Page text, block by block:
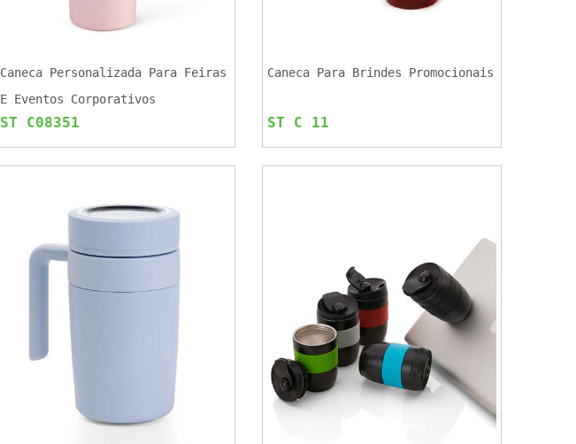
Caneca Personalizada Para Feiras
E Eventos Corporativos
ST C08351
Caneca Para Brindes Promocionais
ST C 11